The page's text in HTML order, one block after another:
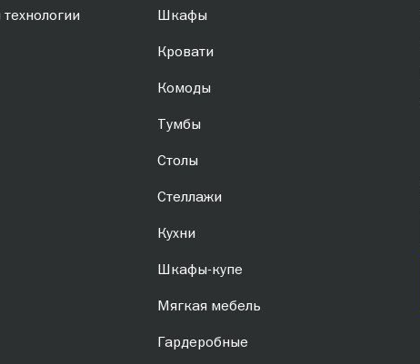
Шкафы
Кровати
Комоды
Тумбы
Столы
Стеллажи
Кухни
Шкафы-купе
Мягкая мебель
Гардеробные